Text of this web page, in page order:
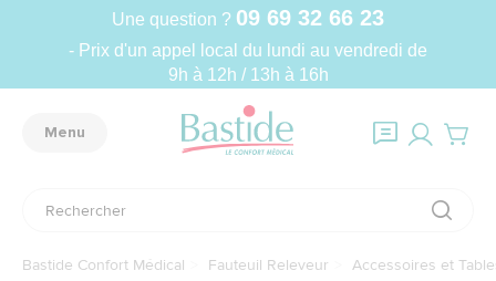
Une question ? 09 69 32 66 23
- Prix d'un appel local du lundi au vendredi de
9h à 12h / 13h à 16h
Menu
Bastide Confort Médical Fauteuil Releveur Accessoires et